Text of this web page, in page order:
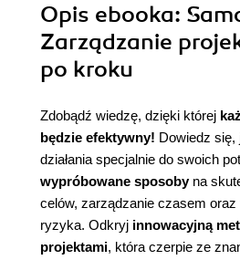
Opis ebooka:
Zarządzanie
po kroku
Zdobądź wiedzę, dzięki której
będzie efektywny! Dowiedz się,
działania specjalnie do swoich
wypróbowane sposoby na
celów, zarządzanie czasem oraz
ryzyka. Odkryj innowacyjną
projektami, która czerpie ze